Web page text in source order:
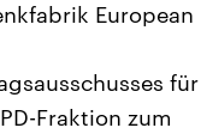
European
für
Fraktion zum